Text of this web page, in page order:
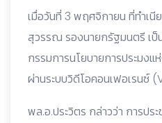
เมื่อวันที่ 3 พฤศจิกายน ที่ทำเนี
สุวรรณ รองนายกรัฐมนตรี เป็
กรรมการนโยบายการประมง
ผ่านระบบวิดีโอคอนเฟอเรนซ์
พล.อ.ประวิตร กล่าวว่า การปร